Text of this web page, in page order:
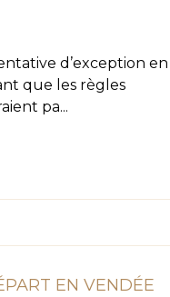
d’exception en
que les règles
pa...
EN VENDÉE